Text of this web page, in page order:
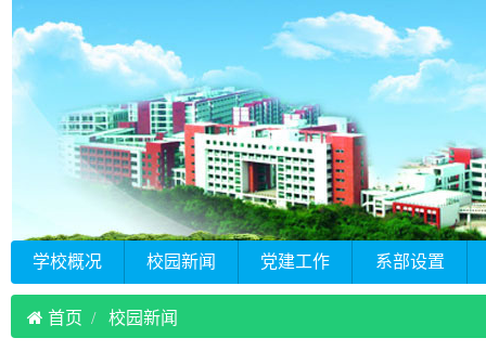
学校概况 校园新闻 党建工作 系部设置
首页 校园新闻